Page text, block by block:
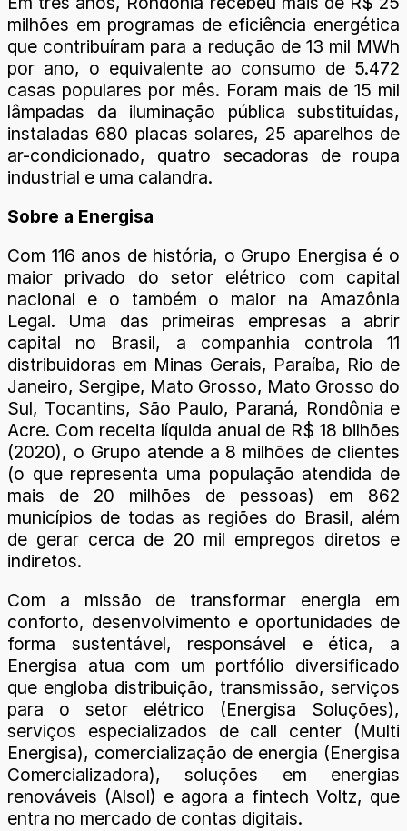
milhões em programas de eficiência energética
que contribuíram para a redução de 13 mil MWh
por ano, o equivalente ao consumo de 5.472
casas populares por mês. Foram mais de 15 mil
lâmpadas da iluminação pública substituídas,
instaladas 680 placas solares, 25 aparelhos de
ar-condicionado, quatro secadoras de roupa
industrial e uma calandra.
Sobre a Energisa
Com 116 anos de história, o Grupo Energisa é o
maior privado do setor elétrico com capital
nacional e o também o maior na Amazônia
Legal. Uma das primeiras empresas a abrir
capital no Brasil, a companhia controla 11
distribuidoras em Minas Gerais, Paraíba, Rio de
Janeiro, Sergipe, Mato Grosso, Mato Grosso do
Sul, Tocantins, São Paulo, Paraná, Rondônia e
Acre. Com receita líquida anual de R$ 18 bilhões
(2020), o Grupo atende a 8 milhões de clientes
(o que representa uma população atendida de
mais de 20 milhões de pessoas) em 862
municípios de todas as regiões do Brasil, além
de gerar cerca de 20 mil empregos diretos e
indiretos.
Com a missão de transformar energia em
conforto, desenvolvimento e oportunidades de
forma sustentável, responsável e ética, a
Energisa atua com um portfólio diversificado
que engloba distribuição, transmissão, serviços
para o setor elétrico (Energisa Soluções),
serviços especializados de call center (Multi
Energisa), comercialização de energia (Energisa
Comercializadora), soluções em energias
renováveis (Alsol) e agora a fintech Voltz, que
entra no mercado de contas digitais.